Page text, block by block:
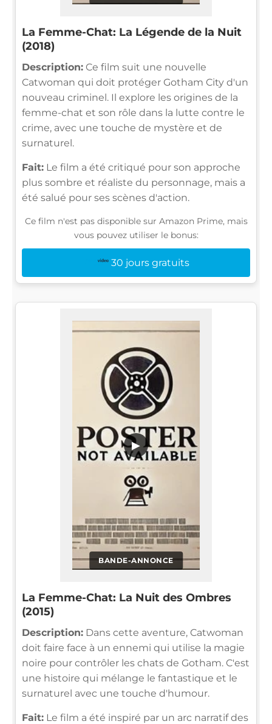
La Femme-Chat: La Légende de la Nuit
(2018)
Description: Ce film suit une nouvelle
Catwoman qui doit protéger Gotham City d'un
nouveau criminel. Il explore les origines de la
femme-chat et son rôle dans la lutte contre le
crime, avec une touche de mystère et de
surnaturel.
Fait: Le film a été critiqué pour son approche
plus sombre et réaliste du personnage, mais a
été salué pour ses scènes d'action.
Ce film n'est pas disponible sur Amazon Prime, mais
vous pouvez utiliser le bonus:
30 jours gratuits
BANDE-ANNONCE
▶
La Femme-Chat: La Nuit des Ombres
(2015)
Description: Dans cette aventure, Catwoman
doit faire face à un ennemi qui utilise la magie
noire pour contrôler les chats de Gotham. C'est
une histoire qui mélange le fantastique et le
surnaturel avec une touche d'humour.
Fait: Le film a été inspiré par un arc narratif des